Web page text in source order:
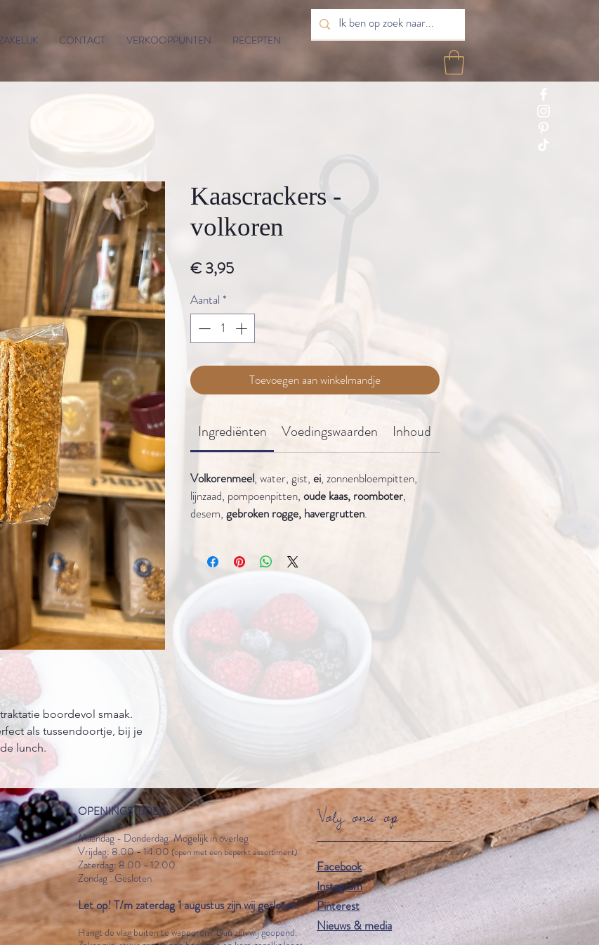
CONTACT VERKOOPPUNTEN RECEPTEN
boordevol smaak.
als tussendoortje, bij je
lunch.
Kaascrackers -
volkoren
€ 3,95Prijs
Aantal *
Toevoegen aan winkelmandje
Ingrediënten Voedingswaarden Inhoud
Volkorenmeel, water, gist, ei, zonnenbloempitten,
lijnzaad, pompoenpitten, oude kaas, roomboter,
desem, gebroken rogge, havergrutten.
OPENINGSTIJDEN
Maandag - Donderdag: Mogelijk in overleg
Vrijdag: 8.00 - 14.00 (open met een beperkt assortiment)
Zaterdag: 8.00 - 12.00
Zondag : Gesloten
Let op! T/m zaterdag 1 augustus zijn wijgesloten.
Hangt de vlag buitente wapperen? Dan zijn wij geopend.
Volg ons op
Facebook
Instagram
Pinterest
Nieuws & media